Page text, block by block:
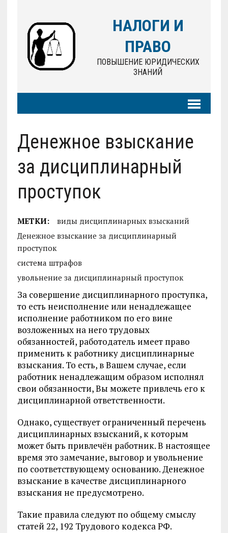
НАЛОГИ И
ПРАВО
ПОВЫШЕНИЕ ЮРИДИЧЕСКИХ
ЗНАНИЙ
Денежное взыскание
за дисциплинарный
проступок
МЕТКИ:
виды дисциплинарных взысканий
Денежное взыскание за дисциплинарный
проступок
система штрафов
увольнение за дисциплинарный проступок
За совершение дисциплинарного проступка,
то есть неисполнение или ненадлежащее
исполнение работником по его вине
возложенных на него трудовых
обязанностей, работодатель имеет право
применить к работнику дисциплинарные
взыскания. То есть, в Вашем случае, если
работник ненадлежащим образом исполнял
свои обязанности, Вы можете привлечь его к
дисциплинарной ответственности.
Однако, существует ограниченный перечень
дисциплинарных взысканий, к которым
может быть привлечён работник. В настоящее
время это замечание, выговор и увольнение
по соответствующему основанию. Денежное
взыскание в качестве дисциплинарного
взыскания не предусмотрено.
Такие правила следуют по общему смыслу
статей 22, 192 Трудового кодекса РФ.